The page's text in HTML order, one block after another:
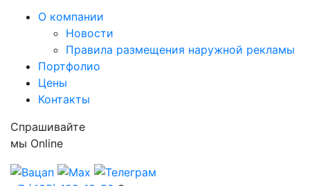
О компании
Новости
Правила размещения наружной рекламы
Портфолио
Цены
Контакты
Спрашивайте
мы Online